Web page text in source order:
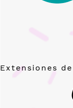
Extensiones